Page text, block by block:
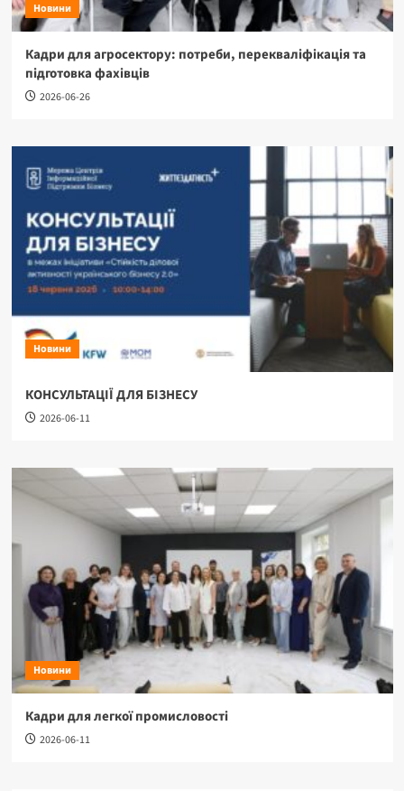
Новини
Кадри для агросектору: потреби, перекваліфікація та
підготовка фахівців
2026-06-26
Новини
КОНСУЛЬТАЦІЇ ДЛЯ БІЗНЕСУ
2026-06-11
Новини
Кадри для легкої промисловості
2026-06-11